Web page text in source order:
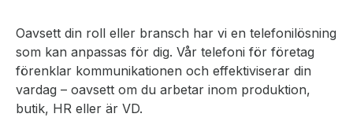
Oavsett din roll eller bransch har vi en telefonilösning
som kan anpassas för dig. Vår telefoni för företag
förenklar kommunikationen och effektiviserar din
vardag – oavsett om du arbetar inom produktion,
butik, HR eller är VD.